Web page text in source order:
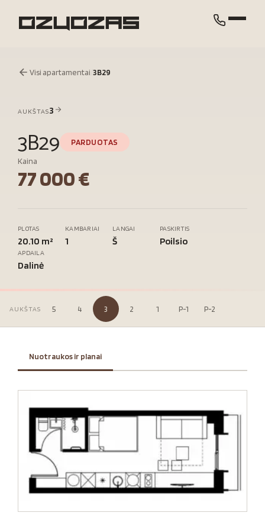
Visi apartamentai 3B29
AUKŠTAS3
3B29
PARDUOTAS
Kaina
77 000 €
PLOTAS
20.10 m²
KAMBARIAI
1
LANGAI
Š
PASKIRTIS
Poilsio
APDAILA
Dalinė
AUKŠTAS 5 4 3 2 1 P-1 P-2
Nuotraukos ir planai